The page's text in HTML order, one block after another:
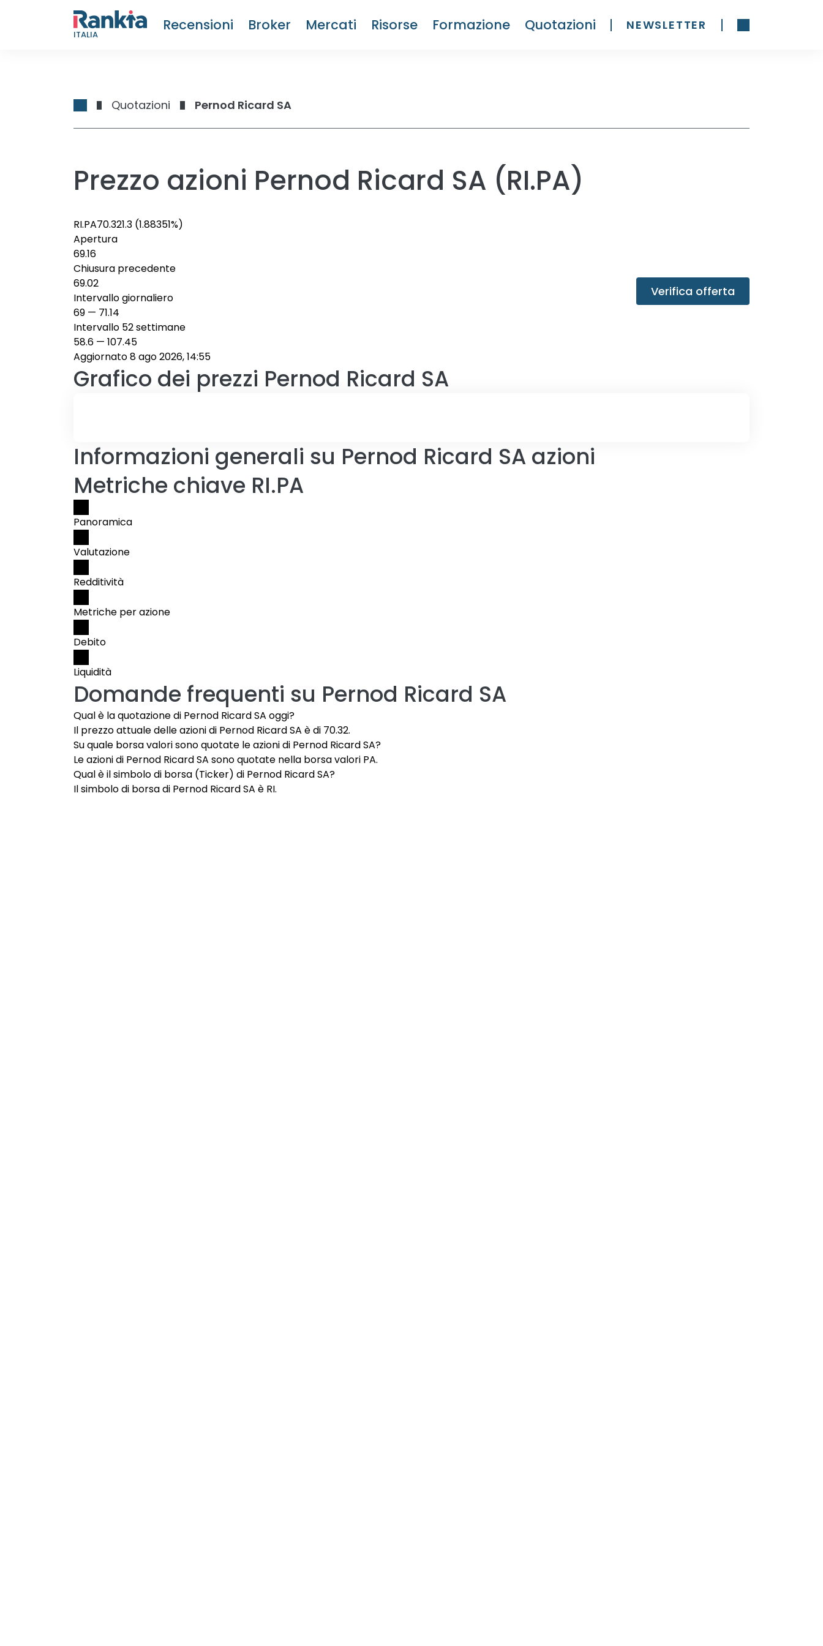
ITALIA
Recensioni Broker Mercati Risorse Formazione Quotazioni NEWSLETTER
Quotazioni Pernod Ricard SA
Prezzo azioni Pernod Ricard SA (RI.PA)
RI.PA70.321.3 (1.88351%)
Apertura
69.16
Chiusura precedente
69.02
Intervallo giornaliero
69 — 71.14
Intervallo 52 settimane
58.6 — 107.45
Aggiornato 8 ago 2026, 14:55
Verifica offerta
Grafico dei prezzi Pernod Ricard SA
Informazioni generali su Pernod Ricard SA azioni
Metriche chiave RI.PA
Panoramica
Valutazione
Redditività
Metriche per azione
Debito
Liquidità
Domande frequenti su Pernod Ricard SA
Qual è la quotazione di Pernod Ricard SA oggi?
Il prezzo attuale delle azioni di Pernod Ricard SA è di 70.32.
Su quale borsa valori sono quotate le azioni di Pernod Ricard SA?
Le azioni di Pernod Ricard SA sono quotate nella borsa valori PA.
Qual è il simbolo di borsa (Ticker) di Pernod Ricard SA?
Il simbolo di borsa di Pernod Ricard SA è RI.